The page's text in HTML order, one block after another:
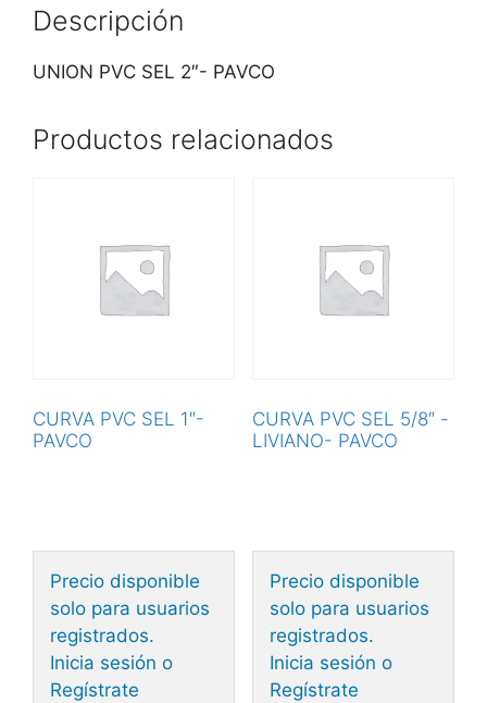
Descripción
UNION PVC SEL 2″- PAVCO
Productos relacionados
CURVA PVC SEL 1″-
PAVCO
Precio disponible
solo para usuarios
registrados.
Inicia sesión o
Regístrate
CURVA PVC SEL 5/8″ -
LIVIANO- PAVCO
Precio disponible
solo para usuarios
registrados.
Inicia sesión o
Regístrate